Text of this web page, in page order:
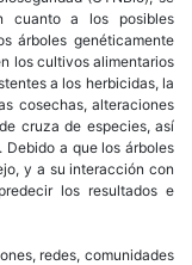
cuanto a los posibles
árboles genéticamente
los cultivos alimentarios
a los herbicidas, la
cosechas, alteraciones
cruza de especies, así
a que los árboles
y a su interacción con
los resultados e
redes, comunidades